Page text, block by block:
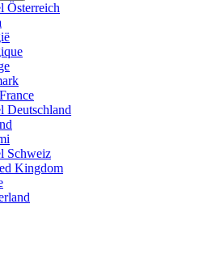
Österreich
Deutschland
Schweiz
Kingdom